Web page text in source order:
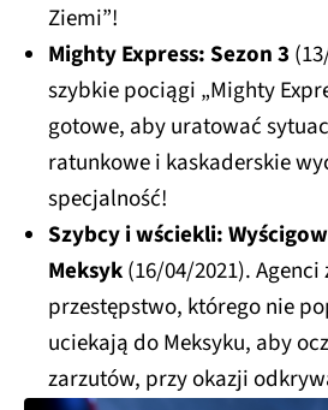
Ziemi”!
Mighty Express: Sezon 3
szybkie pociągi „Mighty
gotowe, aby uratować
ratunkowe i kaskaderskie
specjalność!
Szybcy i wściekli:
Meksyk(16/04/2021).
przestępstwo, którego nie
uciekają do Meksyku, aby
zarzutów, przy okazji